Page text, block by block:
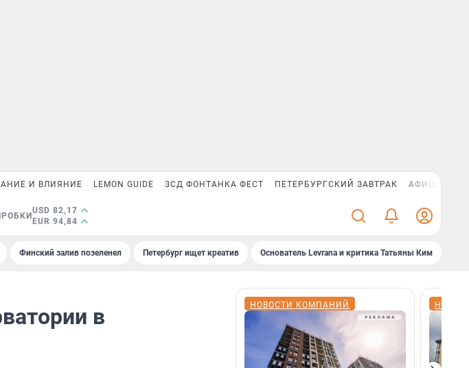
И ВЛИЯНИЕ LEMON GUIDE ЗСД ФОНТАНКА ФЕСТ ПЕТЕРБУРГСКИЙ ЗАВТРАК АФИША PLUS
USD 82,17
EUR 94,84
Финский залив позеленел Петербург ищет креатив Основатель Levrana и критика Татьяны Ким
в
НОВОСТИ КОМПАНИЙ